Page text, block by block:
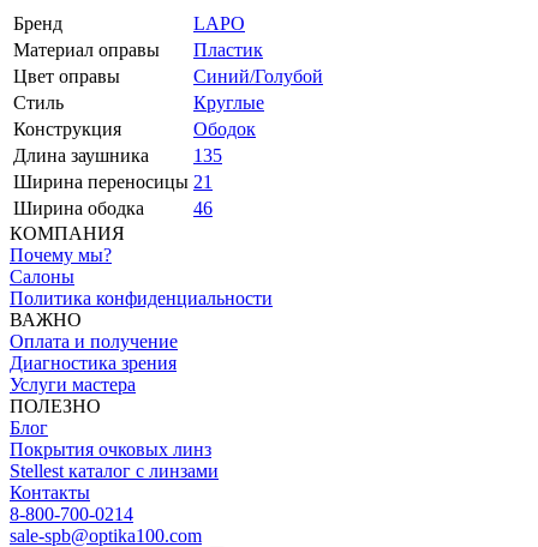
Бренд
LAPO
Материал оправы
Пластик
Цвет оправы
Синий/Голубой
Стиль
Круглые
Конструкция
Ободок
Длина заушника
135
Ширина переносицы 21
Ширина ободка
46
КОМПАНИЯ
Почему мы?
Салоны
Политика конфиденциальности
ВАЖНО
Оплата и получение
Диагностика зрения
Услуги мастера
ПОЛЕЗНО
Блог
Покрытия очковых линз
Stellest каталог с линзами
Контакты
8-800-700-0214
sale-spb@optika100.com